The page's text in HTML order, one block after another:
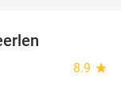
8.9 star